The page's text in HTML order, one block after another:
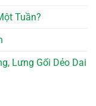
Tuần?
Lưng Gối Dẻo Dai